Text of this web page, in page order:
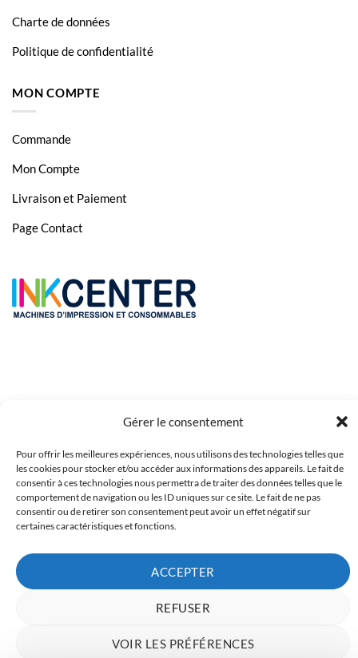
Gérer le consentement
Pour offrir les meilleures expériences, nous utilisons des technologies telles que
les cookies pour stocker et/ou accéder aux informations des appareils. Le fait de
consentir à ces technologies nous permettra de traiter des données telles que le
comportement de navigation ou les ID uniques sur ce site. Le fait de ne pas
consentir ou de retirer son consentement peut avoir un effet négatif sur
certaines caractéristiques et fonctions.
ACCEPTER
REFUSER
VOIR LES PRÉFÉRENCES
MFC L6900DW
HL-5100DNT
MFC-L6600DW
Charte de données
Politique de confidentialité
MON COMPTE
Commande
Mon Compte
Livraison et Paiement
Page Contact
Copyright 2023 © Inkcenter - Webdesign byMedia84